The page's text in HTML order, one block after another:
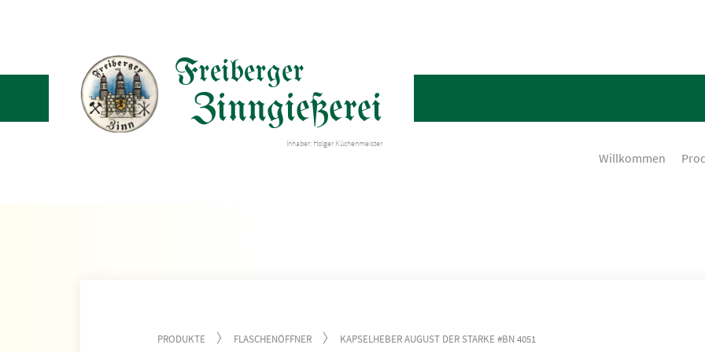
Freiberger
Zinngießerei
Inhaber: Holger Küchenmeister
Willkommen
PRODUKTE FLASCHENÖFFNER KAPSELHEBER AUGUST DER STARKE #BN 4051